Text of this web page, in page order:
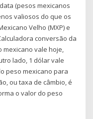
(pesos mexicanos
valiosos do que os
Velho (MXP) e
conversão da
mexicano vale hoje,
lado, 1 dólar vale
peso mexicano para
ou taxa de câmbio, é
o valor do peso